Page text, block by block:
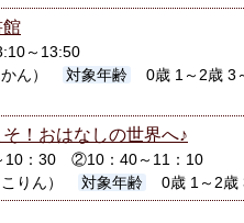
館
～13:50
ん） 対象年齢
0歳 1～2歳 3
！おはなしの世界へ♪
10：30 ②10：40～11：10
りん） 対象年齢 0歳 1～2歳